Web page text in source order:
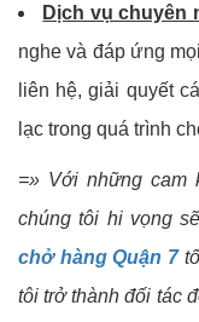
Dịch vụ chuyên
nghe và đáp ứng
liên hệ, giải quyết
lạc trong quá trình
=» Với những cam
chúng tôi hi vọng
chở hàng Quận 7
tôi trở thành đối tác